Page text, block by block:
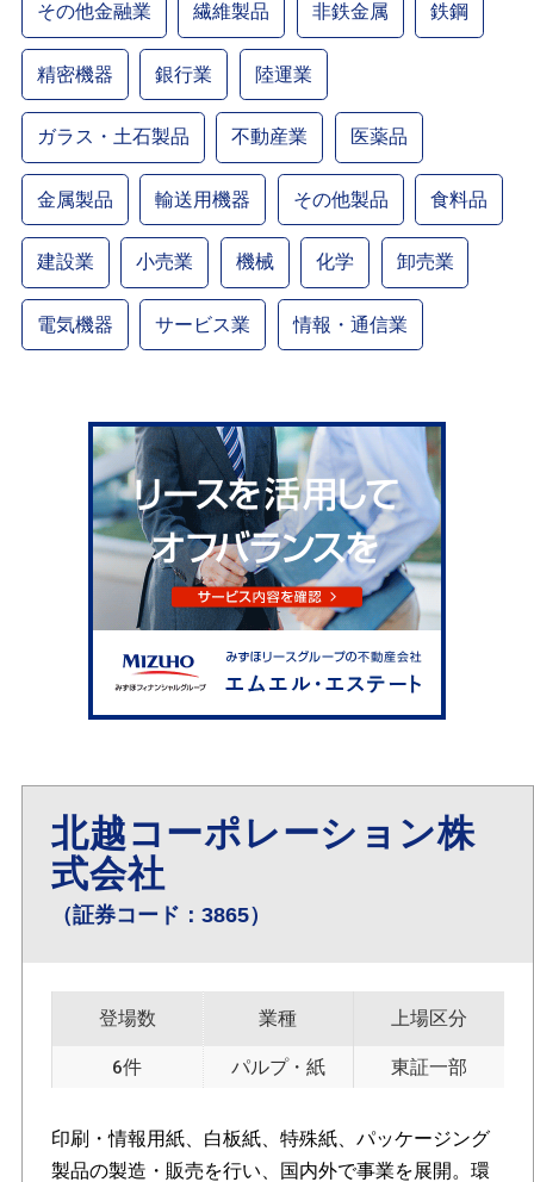
その他金融業 繊維製品 非鉄金属 鉄鋼
精密機器 銀行業 陸運業
ガラス・土石製品 不動産業 医薬品
金属製品 輸送用機器 その他製品 食料品
建設業 小売業 機械 化学 卸売業
電気機器 サービス業 情報・通信業
北越コーポレーション株
式会社
（証券コード：3865）
登場数
6件
業種
パルプ・紙
上場区分
東証一部
印刷・情報用紙、白板紙、特殊紙、パッケージング
製品の製造・販売を行い、国内外で事業を展開。環